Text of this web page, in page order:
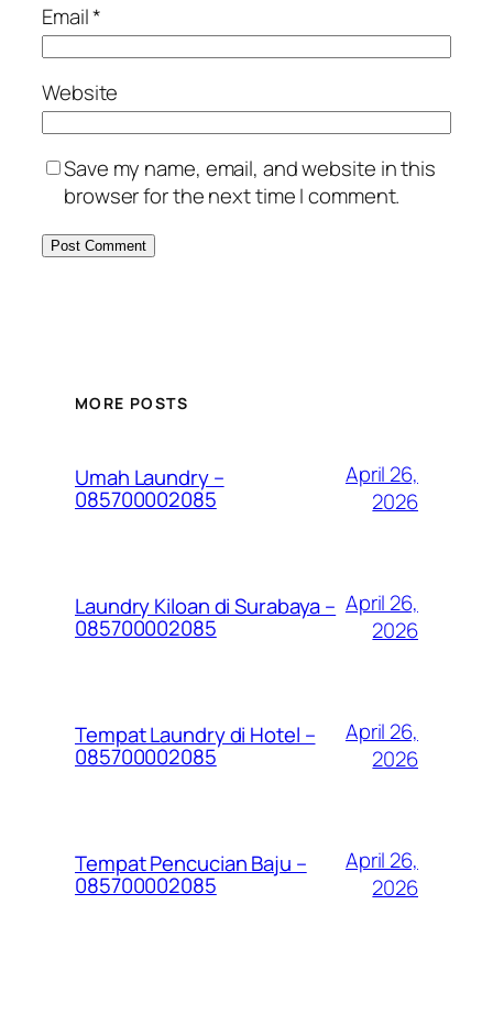
Email*
Website
Save my name, email, and website in this
browser for the next time I comment.
MORE POSTS
Umah Laundry –
085700002085
April 26,
2026
Laundry Kiloan di Surabaya –
085700002085
April 26,
2026
Tempat Laundry di Hotel –
085700002085
April 26,
2026
Tempat Pencucian Baju –
085700002085
April 26,
2026